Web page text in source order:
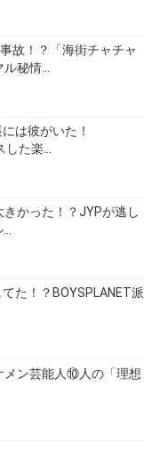
故！？「海街チャチャ
秘情…
は彼がいた！
た楽…
かった！？JYPが逃し
た！？BOYSPLANET派
メン芸能人⑩人の「理想